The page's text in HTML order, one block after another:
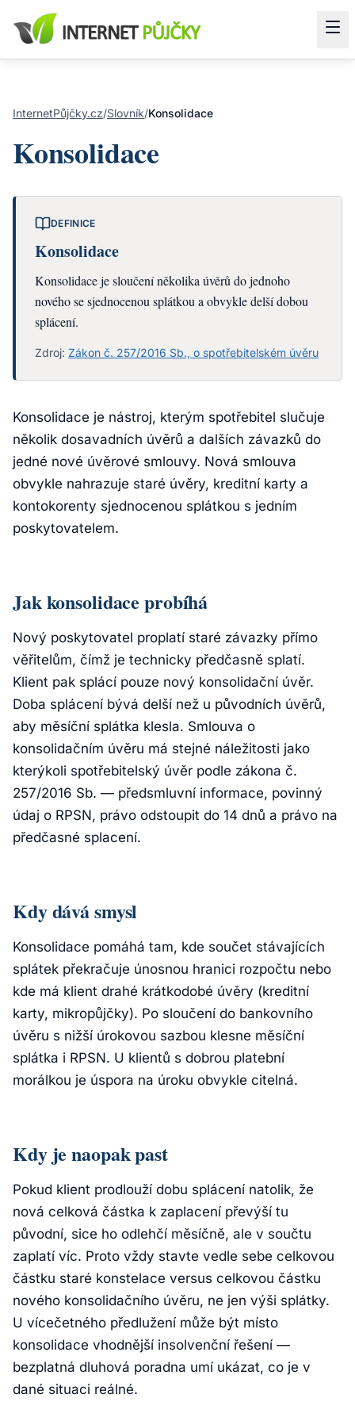
InternetPůjčky.cz/Slovník/Konsolidace
Konsolidace
DEFINICE
Konsolidace
Konsolidace je sloučení několika úvěrů do jednoho
nového se sjednocenou splátkou a obvykle delší dobou
splácení.
Zdroj: Zákon č. 257/2016 Sb., o spotřebitelském úvěru
Konsolidace je nástroj, kterým spotřebitel slučuje
několik dosavadních úvěrů a dalších závazků do
jedné nové úvěrové smlouvy. Nová smlouva
obvykle nahrazuje staré úvěry, kreditní karty a
kontokorenty sjednocenou splátkou s jedním
poskytovatelem.
Jak konsolidace probíhá
Nový poskytovatel proplatí staré závazky přímo
věřitelům, čímž je technicky předčasně splatí.
Klient pak splácí pouze nový konsolidační úvěr.
Doba splácení bývá delší než u původních úvěrů,
aby měsíční splátka klesla. Smlouva o
konsolidačním úvěru má stejné náležitosti jako
kterýkoli spotřebitelský úvěr podle zákona č.
257/2016 Sb. — předsmluvní informace, povinný
údaj o RPSN, právo odstoupit do 14 dnů a právo na
předčasné splacení.
Kdy dává smysl
Konsolidace pomáhá tam, kde součet stávajících
splátek překračuje únosnou hranici rozpočtu nebo
kde má klient drahé krátkodobé úvěry (kreditní
karty, mikropůjčky). Po sloučení do bankovního
úvěru s nižší úrokovou sazbou klesne měsíční
splátka i RPSN. U klientů s dobrou platební
morálkou je úspora na úroku obvykle citelná.
Kdy je naopak past
Pokud klient prodlouží dobu splácení natolik, že
nová celková částka k zaplacení převýší tu
původní, sice ho odlehčí měsíčně, ale v součtu
zaplatí víc. Proto vždy stavte vedle sebe celkovou
částku staré konstelace versus celkovou částku
nového konsolidačního úvěru, ne jen výši splátky.
U vícečetného předlužení může být místo
konsolidace vhodnější insolvenční řešení —
bezplatná dluhová poradna umí ukázat, co je v
dané situaci reálné.